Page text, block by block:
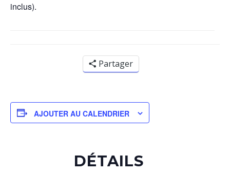
inclus).
Partager
AJOUTER AU CALENDRIER
DÉTAILS